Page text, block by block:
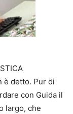
è detto. Pur di
con Guida il
largo, che